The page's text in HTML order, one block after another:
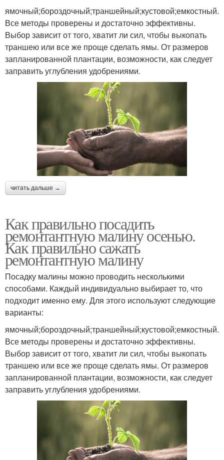
ямочный;бороздочный;траншейный;кустовой;емкостный.
Все методы проверены и достаточно эффективны.
Выбор зависит от того, хватит ли сил, чтобы выкопать
траншею или все же проще сделать ямы. От размеров
запланированной плантации, возможности, как следует
заправить углубления удобрениями.
читать дальше →
Как правильно посадить
ремонтантную малину осенью.
Как правильно сажать
ремонтантную малину
Посадку малины можно проводить несколькими
способами. Каждый индивидуально выбирает то, что
подходит именно ему. Для этого используют следующие
варианты:
ямочный;бороздочный;траншейный;кустовой;емкостный.
Все методы проверены и достаточно эффективны.
Выбор зависит от того, хватит ли сил, чтобы выкопать
траншею или все же проще сделать ямы. От размеров
запланированной плантации, возможности, как следует
заправить углубления удобрениями.